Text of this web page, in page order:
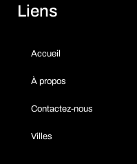
Liens
Accueil
À propos
Contactez-nous
Villes